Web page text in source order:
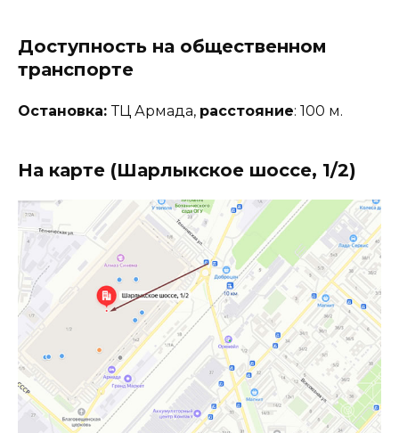
Доступность на общественном
транспорте
Остановка:ТЦ Армада, расстояние: 100 м.
На карте (Шарлыкское шоссе, 1/2)